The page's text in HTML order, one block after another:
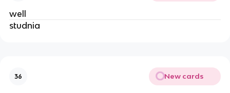
well
studnia
36 New cards